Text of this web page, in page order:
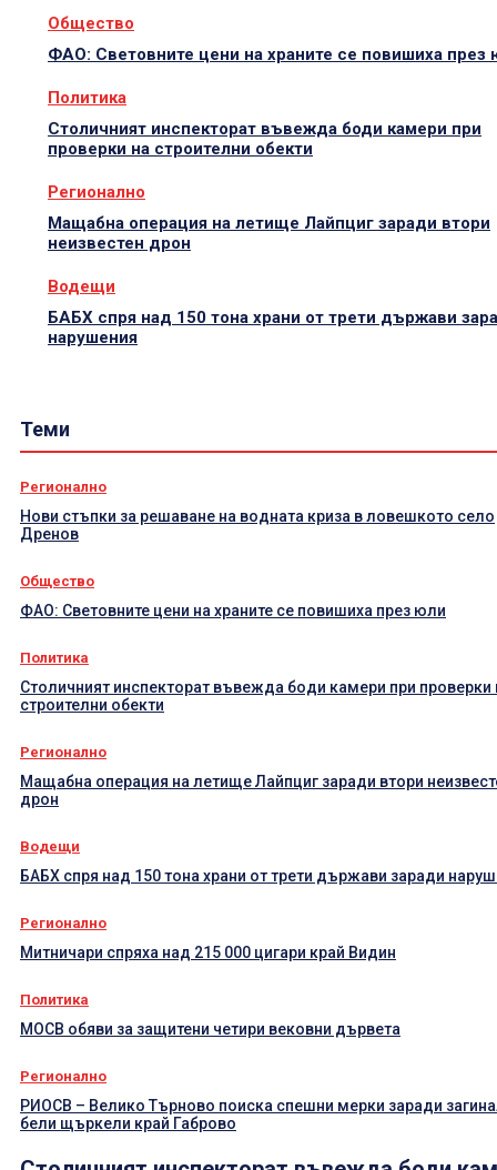
Общество
ФАО: Световните цени на храните се повишиха през
Политика
Столичният инспекторат въвежда боди камери при
проверки на строителни обекти
Регионално
Мащабна операция на летище Лайпциг заради втори
неизвестен дрон
Водещи
БАБХ спря над 150 тона храни от трети държави
нарушения
Теми
Регионално
Нови стъпки за решаване на водната криза в ловешкото село
Дренов
Общество
ФАО: Световните цени на храните се повишиха през юли
Политика
Столичният инспекторат въвежда боди камери при проверки
строителни обекти
Регионално
Мащабна операция на летище Лайпциг заради втори
дрон
Водещи
БАБХ спря над 150 тона храни от трети държави заради
Регионално
Митничари спряха над 215 000 цигари край Видин
Политика
МОСВ обяви за защитени четири вековни дървета
Регионално
РИОСВ – Велико Търново поиска спешни мерки заради
бели щъркели край Габрово